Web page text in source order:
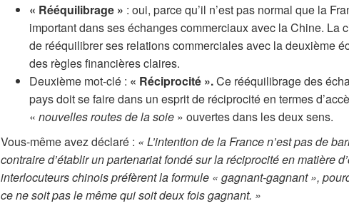
« Rééquilibrage » : oui, parce qu’il n’est pas normal que la
important dans ses échanges commerciaux avec la Chine. La
de rééquilibrer ses relations commerciales avec la deuxième
des règles financières claires.
Deuxième mot-clé : « Réciprocité ».Ce rééquilibrage des
pays doit se faire dans un esprit de réciprocité en termes
« nouvelles routes de la soie » ouvertes dans les deux sens.
Vous-même avez déclaré : « L’intention de la France n’est pas de
contraire d’établir un partenariat fondé sur la réciprocité en matière
interlocuteurs chinois préfèrent la formule « gagnant-gagnant »,
ce ne soit pas le même qui soit deux fois gagnant. »